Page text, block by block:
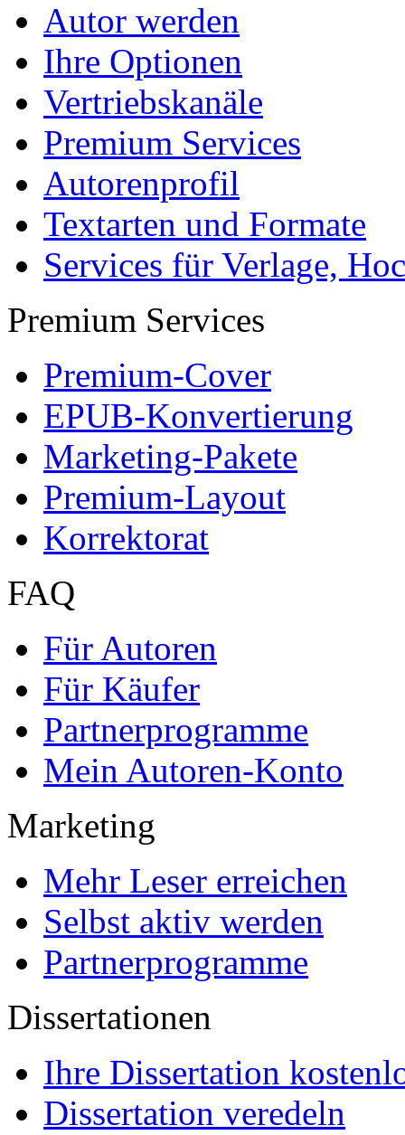
Autor werden
Ihre Optionen
Vertriebskanäle
Premium Services
Autorenprofil
Textarten und Formate
Services für Verlage,
Premium Services
Premium-Cover
EPUB-Konvertierung
Marketing-Pakete
Premium-Layout
Korrektorat
FAQ
Für Autoren
Für Käufer
Partnerprogramme
Mein Autoren-Konto
Marketing
Mehr Leser erreichen
Selbst aktiv werden
Partnerprogramme
Dissertationen
Ihre Dissertation
Dissertation veredeln